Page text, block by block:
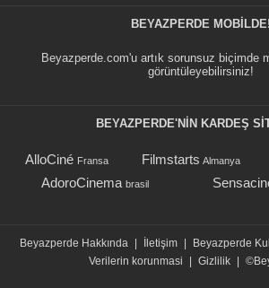
BEYAZPERDE MOBILDE!
Beyazperde.com'u artık sorunsuz biçimde
görüntüleyebilirsiniz!
BEYAZPERDE'NIN KARDEŞ
AlloCiné Fransa Filmstarts Almanya
AdoroCinema brasil
Beyazperde Hakkında İletişim Beyazperde
Verilerin korunmasi
Gizlilik